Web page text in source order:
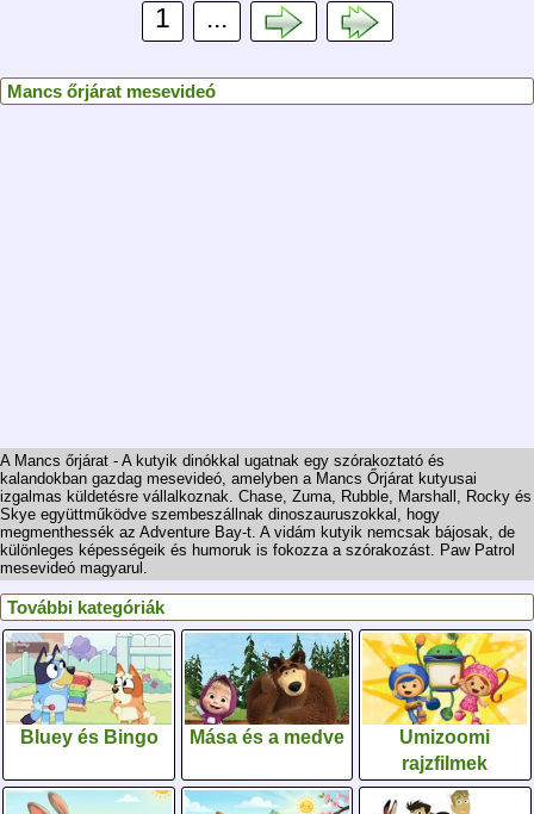
1 ...
Mancs őrjárat mesevideó
A Mancs őrjárat - A kutyik dinókkal ugatnak egy szórakoztató és
kalandokban gazdag mesevideó, amelyben a Mancs Őrjárat kutyusai
izgalmas küldetésre vállalkoznak. Chase, Zuma, Rubble, Marshall, Rocky és
Skye együttműködve szembeszállnak dinoszauruszokkal, hogy
megmenthessék az Adventure Bay-t. A vidám kutyik nemcsak bájosak, de
különleges képességeik és humoruk is fokozza a szórakozást. Paw Patrol
mesevideó magyarul.
További kategóriák
Bluey és Bingo Mása és a medve
Umizoomi
rajzfilmek